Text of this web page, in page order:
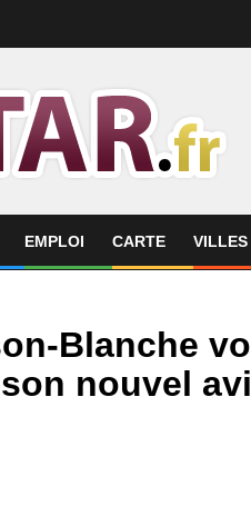
EMPLOI CARTE VILLES
Blanche
nouvel